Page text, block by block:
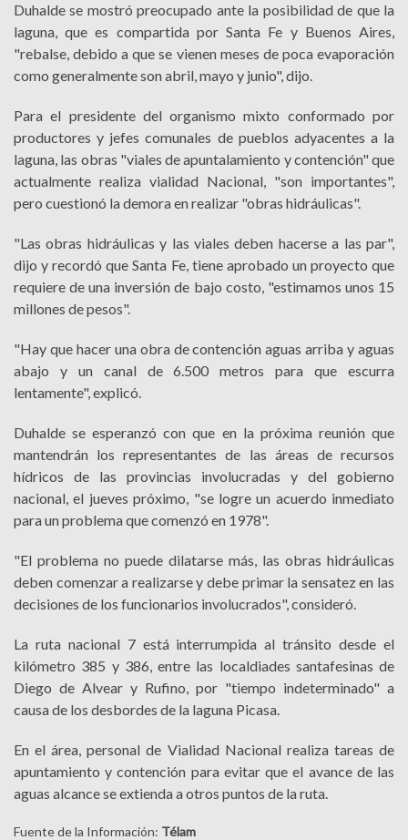
Duhalde se mostró preocupado ante la posibilidad de que la
laguna, que es compartida por Santa Fe y Buenos Aires,
"rebalse, debido a que se vienen meses de poca evaporación
como generalmente son abril, mayo y junio", dijo.
Para el presidente del organismo mixto conformado por
productores y jefes comunales de pueblos adyacentes a la
laguna, las obras "viales de apuntalamiento y contención" que
actualmente realiza vialidad Nacional, "son importantes",
pero cuestionó la demora en realizar "obras hidráulicas".
"Las obras hidráulicas y las viales deben hacerse a las par",
dijo y recordó que Santa Fe, tiene aprobado un proyecto que
requiere de una inversión de bajo costo, "estimamos unos 15
millones de pesos".
"Hay que hacer una obra de contención aguas arriba y aguas
abajo y un canal de 6.500 metros para que escurra
lentamente", explicó.
Duhalde se esperanzó con que en la próxima reunión que
mantendrán los representantes de las áreas de recursos
hídricos de las provincias involucradas y del gobierno
nacional, el jueves próximo, "se logre un acuerdo inmediato
para un problema que comenzó en 1978".
"El problema no puede dilatarse más, las obras hidráulicas
deben comenzar a realizarse y debe primar la sensatez en las
decisiones de los funcionarios involucrados", consideró.
La ruta nacional 7 está interrumpida al tránsito desde el
kilómetro 385 y 386, entre las localdiades santafesinas de
Diego de Alvear y Rufino, por "tiempo indeterminado" a
causa de los desbordes de la laguna Picasa.
En el área, personal de Vialidad Nacional realiza tareas de
apuntamiento y contención para evitar que el avance de las
aguas alcance se extienda a otros puntos de la ruta.
Fuente de la Información: Télam